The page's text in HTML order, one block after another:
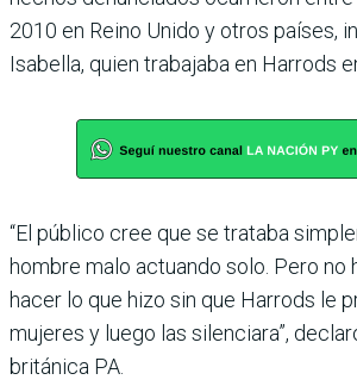
2010 en Reino Unido y otros países,
Isabella, quien trabajaba en Harrods
“El público cree que se trataba
hombre malo actuando solo. Pero no
hacer lo que hizo sin que Harrods le
mujeres y luego las silenciara”,
británica PA.